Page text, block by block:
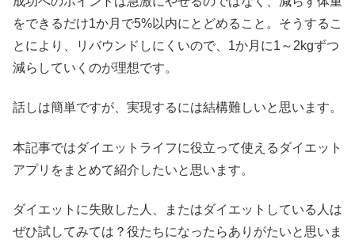
をできるだけ1か月で5%以内にとどめること。そうするこ
とにより、リバウンドしにくいので、1か月に1～2kgずつ
減らしていくのが理想です。
話しは簡単ですが、実現するには結構難しいと思います。
本記事ではダイエットライフに役立って使えるダイエット
アプリをまとめて紹介したいと思います。
ダイエットに失敗した人、またはダイエットしている人は
ぜひ試してみては？役たちになったらありがたいと思いま